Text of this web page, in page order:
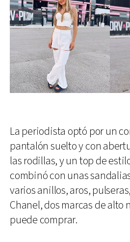
La periodista optó por un
pantalón suelto y con
las rodillas, y un top de
combinó con unas
varios anillos, aros,
Chanel, dos marcas de alto
puede comprar.